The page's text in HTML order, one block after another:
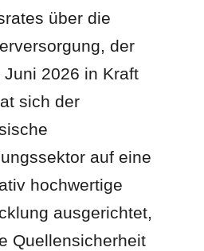
über die
der
Juni 2026 in Kraft
sich der
auf eine
hochwertige
ausgerichtet,
Quellensicherheit